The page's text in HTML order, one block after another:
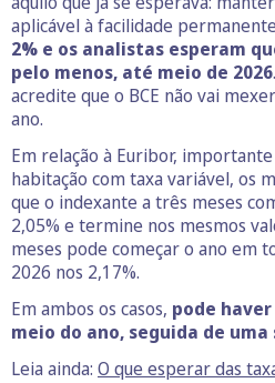
aplicável à facilidade
2% e os analistas esperam
pelo menos, até meio de 2026
acredite que o BCE não vai
ano.
Em relação à Euribor,
habitação com taxa variável, os
que o indexante a três meses
2,05% e termine nos mesmos
meses pode começar o ano em
2026 nos 2,17%.
Em ambos os casos, pode
meio do ano, seguida de
Leia ainda: O que esperar das